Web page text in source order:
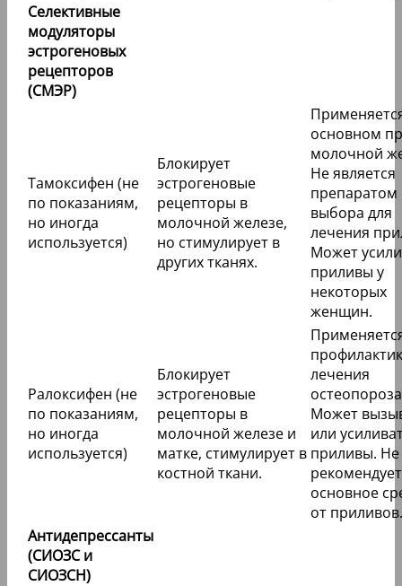
Селективные
модуляторы
эстрогеновых
рецепторов
(СМЭР)
Тамоксифен (не
по показаниям,
но иногда
используется)
Блокирует
эстрогеновые
рецепторы в
молочной железе,
но стимулирует в
других тканях.
основном
молочной
Не является
препаратом
выбора для
лечения
Может
приливы у
некоторых
женщин.
Ралоксифен (не
по показаниям,
но иногда
используется)
Блокирует
эстрогеновые
рецепторы в
молочной железе и
матке, стимулирует в
костной ткани.
лечения
Может
или
приливы. Не
основное
от приливов.
Антидепрессанты
(СИОЗС и
СИОЗСН)